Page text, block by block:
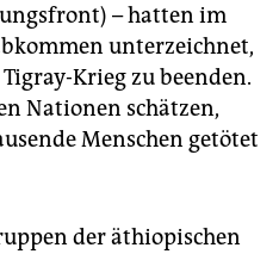
– hatten im
unterzeichnet,
Krieg zu beenden.
Nationen schätzen,
Menschen getötet
der äthiopischen